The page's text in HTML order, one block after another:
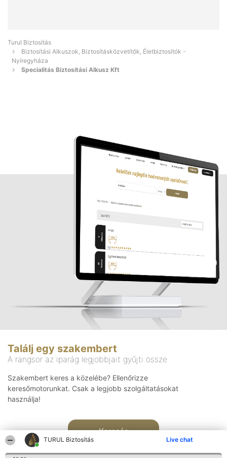
TURUL Biztosítás Live chat
Turul Biztosítás
Biztosítási Alkuszok, Biztosításközvetítők, Életbiztosítók -
Nyíregyháza
Specialitás Biztosítási Alkusz Kft
Találj egy szakembert
A rangsor az iparág legjobbjait gyűjti össze
Szakembert keres a közelébe? Ellenőrizze
keresőmotorunkat. Csak a legjobb szolgáltatásokat
használja!
Keresés